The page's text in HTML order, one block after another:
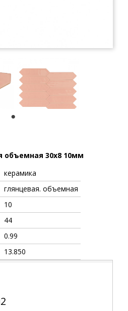
объемная 30x8 10мм
керамика
глянцевая. объемная
10
44
0.99
13.850